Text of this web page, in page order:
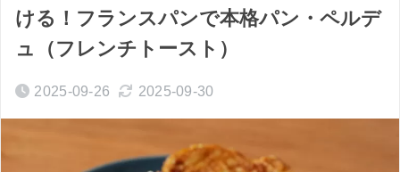
ける！フランスパンで本格パン・ペルデ
ュ（フレンチトースト）
2025-09-26 2025-09-30